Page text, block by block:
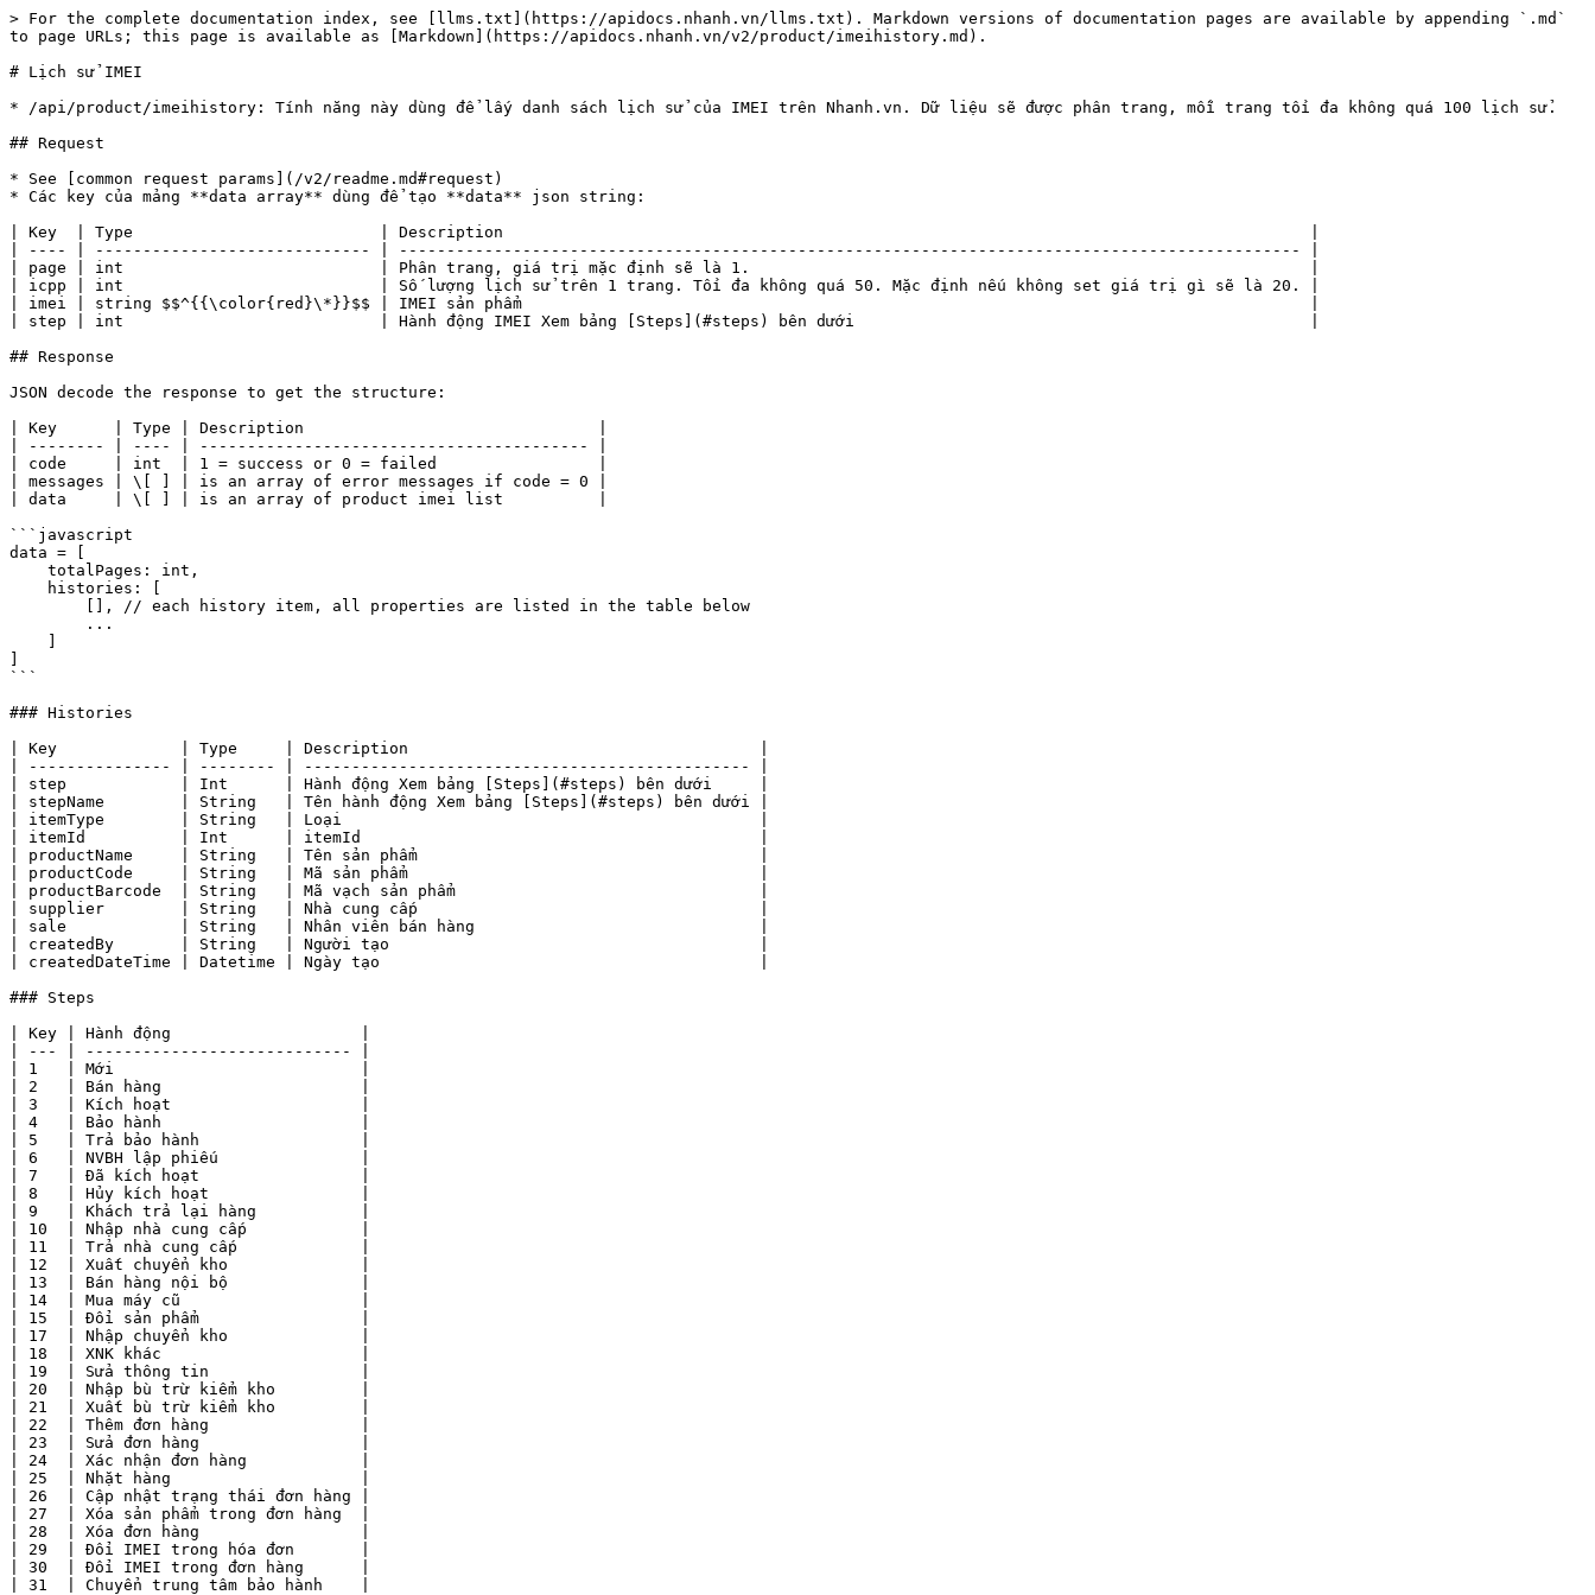
> For the complete documentation index, see [llms.txt](https://apidocs.nhanh.vn/llms.txt). Markdown versions of documentation pages are available by appending `.md`
to page URLs; this page is available as [Markdown](https://apidocs.nhanh.vn/v2/product/imeihistory.md).
# Lịch sử IMEI
* /api/product/imeihistory: Tính năng này dùng để lấy danh sách lịch sử của IMEI trên Nhanh.vn. Dữ liệu sẽ được phân trang, mỗi trang tối đa không quá 100 lịch sử.
## Request
* See [common request params](/v2/readme.md#request)
* Các key của mảng **data array** dùng để tạo **data** json string:
| Key  | Type                          | Description                                                                                     |
| ---- | ----------------------------- | ----------------------------------------------------------------------------------------------- |
| page | int                           | Phân trang, giá trị mặc định sẽ là 1.                                                           |
| icpp | int                           | Số lượng lịch sử trên 1 trang. Tối đa không quá 50. Mặc định nếu không set giá trị gì sẽ là 20. |
| imei | string $$^{{\color{red}\*}}$$ | IMEI sản phẩm                                                                                   |
| step | int                           | Hành động IMEI Xem bảng [Steps](#steps) bên dưới                                                |
## Response
JSON decode the response to get the structure:
| Key      | Type | Description                               |
| -------- | ---- | ----------------------------------------- |
| code     | int  | 1 = success or 0 = failed                 |
| messages | \[ ] | is an array of error messages if code = 0 |
| data     | \[ ] | is an array of product imei list          |
```javascript
data = [
```
### Histories
| Key             | Type     | Description                                     |
| --------------- | -------- | ----------------------------------------------- |
| step            | Int      | Hành động Xem bảng [Steps](#steps) bên dưới     |
| stepName        | String   | Tên hành động Xem bảng [Steps](#steps) bên dưới |
| itemType        | String   | Loại                                            |
| itemId          | Int      | itemId                                          |
| productName     | String   | Tên sản phẩm                                    |
| productCode     | String   | Mã sản phẩm                                     |
| productBarcode  | String   | Mã vạch sản phẩm                                |
| supplier        | String   | Nhà cung cấp                                    |
| sale            | String   | Nhân viên bán hàng                              |
| createdBy       | String   | Người tạo                                       |
| createdDateTime | Datetime | Ngày tạo                                        |
### Steps
| Key | Hành động                    |
| --- | ---------------------------- |
| 1   | Mới                          |
| 2   | Bán hàng                     |
| 3   | Kích hoạt                    |
| 4   | Bảo hành                     |
| 5   | Trả bảo hành                 |
| 6   | NVBH lập phiếu               |
| 7   | Đã kích hoạt                 |
| 8   | Hủy kích hoạt                |
| 9   | Khách trả lại hàng           |
| 10  | Nhập nhà cung cấp            |
| 11  | Trả nhà cung cấp             |
| 12  | Xuất chuyển kho              |
| 13  | Bán hàng nội bộ              |
| 14  | Mua máy cũ                   |
| 15  | Đổi sản phẩm                 |
| 17  | Nhập chuyển kho              |
| 18  | XNK khác                     |
| 19  | Sửa thông tin                |
| 20  | Nhập bù trừ kiểm kho         |
| 21  | Xuất bù trừ kiểm kho         |
| 22  | Thêm đơn hàng                |
| 23  | Sửa đơn hàng                 |
| 24  | Xác nhận đơn hàng            |
| 25  | Nhặt hàng                    |
| 26  | Cập nhật trạng thái đơn hàng |
| 27  | Xóa sản phẩm trong đơn hàng  |
| 28  | Xóa đơn hàng                 |
| 29  | Đổi IMEI trong hóa đơn       |
| 30  | Đổi IMEI trong đơn hàng      |
| 31  | Chuyển trung tâm bảo hành    |